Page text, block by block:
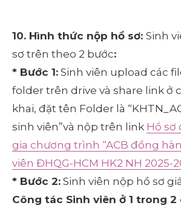
10. Hình thức nộp hồ sơ: Sinh
sơ trên theo 2 bước:
* Bước 1: Sinh viên upload các
folder trên drive và share link ở
khai, đặt tên Folder là
sinh viên”và nộp trên link Hồ sơ
gia chương trình “ACB đồng
viên ĐHQG-HCM HK2 NH 2025-
* Bước 2: Sinh viên nộp hồ sơ
Công tác Sinh viên ở 1 trong 2